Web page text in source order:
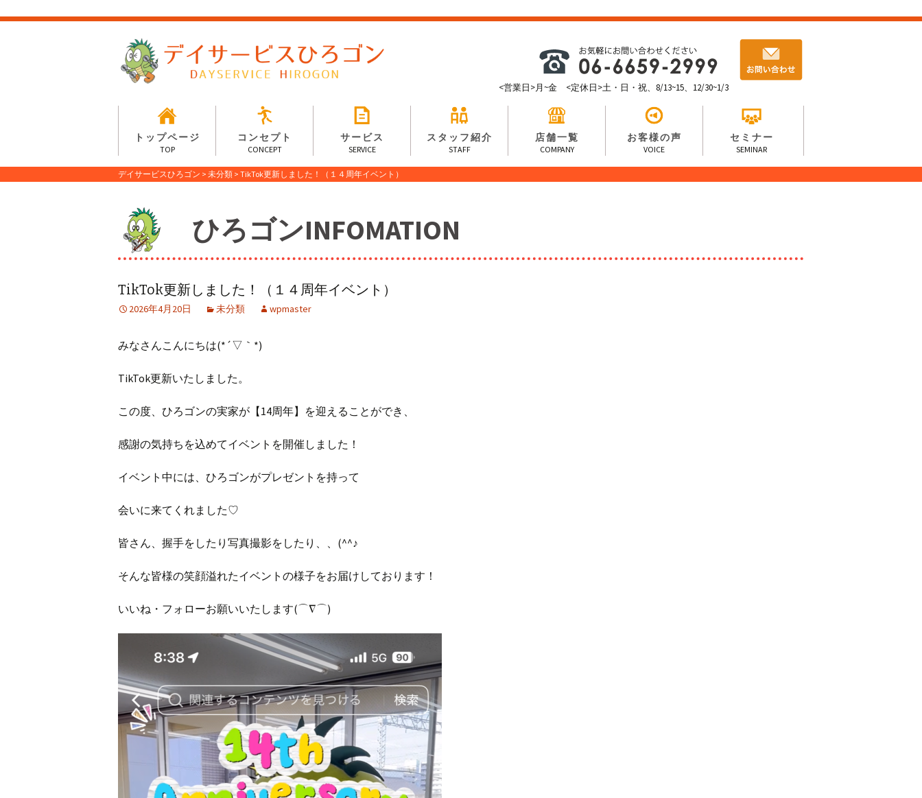
<営業日>月~金 <定休日>土・日・祝、8/13~15、12/30~1/3
トップページ
TOP
コンセプト
CONCEPT
サービス
SERVICE
スタッフ紹介
STAFF
店舗一覧
COMPANY
お客様の声
VOICE
セミナー
SEMINAR
デイサービスひろゴン > 未分類 > TikTok更新しました！（１４周年イベント）
ひろゴンINFOMATION
TikTok更新しました！（１４周年イベント）
2026年4月20日 未分類 wpmaster
みなさんこんにちは(*´▽｀*)
TikTok更新いたしました。
この度、ひろゴンの実家が【14周年】を迎えることができ、
感謝の気持ちを込めてイベントを開催しました！
イベント中には、ひろゴンがプレゼントを持って
会いに来てくれました♡
皆さん、握手をしたり写真撮影をしたり、、(^^♪
そんな皆様の笑顔溢れたイベントの様子をお届けしております！
いいね・フォローお願いいたします(⌒∇⌒)